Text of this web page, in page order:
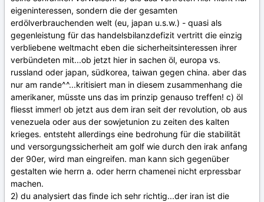
eigeninteressen, sondern die der gesamten
erdölverbrauchenden welt (eu, japan u.s.w.) - quasi als
gegenleistung für das handelsbilanzdefizit vertritt die einzig
verbliebene weltmacht eben die sicherheitsinteressen ihrer
verbündeten mit...ob jetzt hier in sachen öl, europa vs.
russland oder japan, südkorea, taiwan gegen china. aber das
nur am rande^^...kritisiert man in diesem zusammenhang die
amerikaner, müsste uns das im prinzip genauso treffen! c) öl
fliesst immer! ob jetzt aus dem iran seit der revolution, ob aus
venezuela oder aus der sowjetunion zu zeiten des kalten
krieges. entsteht allerdings eine bedrohung für die stabilität
und versorgungssicherheit am golf wie durch den irak anfang
der 90er, wird man eingreifen. man kann sich gegenüber
gestalten wie herrn a. oder herrn chamenei nicht erpressbar
machen.
2) du analysiert das finde ich sehr richtig...der iran ist die